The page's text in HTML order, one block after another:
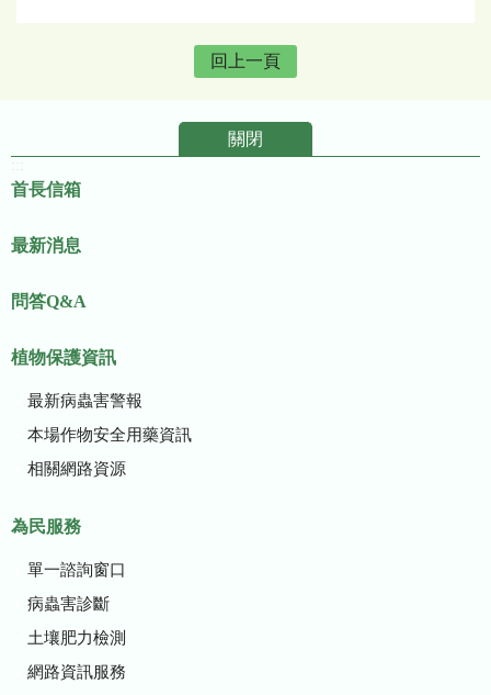
回上一頁
關閉
首長信箱
最新消息
問答Q&A
植物保護資訊
最新病蟲害警報
本場作物安全用藥資訊
相關網路資源
為民服務
單一諮詢窗口
病蟲害診斷
土壤肥力檢測
網路資訊服務